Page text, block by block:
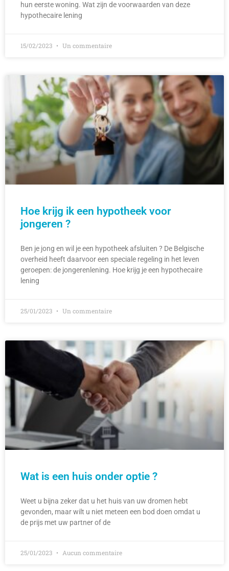
hun eerste woning. Wat zijn de voorwaarden van deze
hypothecaire lening
15/02/2023 Un commentaire
Hoe krijg ik een hypotheek voor
jongeren ?
Ben je jong en wil je een hypotheek afsluiten ? De Belgische
overheid heeft daarvoor een speciale regeling in het leven
geroepen: de jongerenlening. Hoe krijg je een hypothecaire
lening
25/01/2023 Un commentaire
Wat is een huis onder optie ?
Weet u bijna zeker dat u het huis van uw dromen hebt
gevonden, maar wilt u niet meteen een bod doen omdat u
de prijs met uw partner of de
25/01/2023 Aucun commentaire